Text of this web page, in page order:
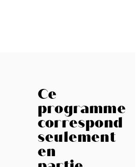
Ce
programme
correspond
seulement
en